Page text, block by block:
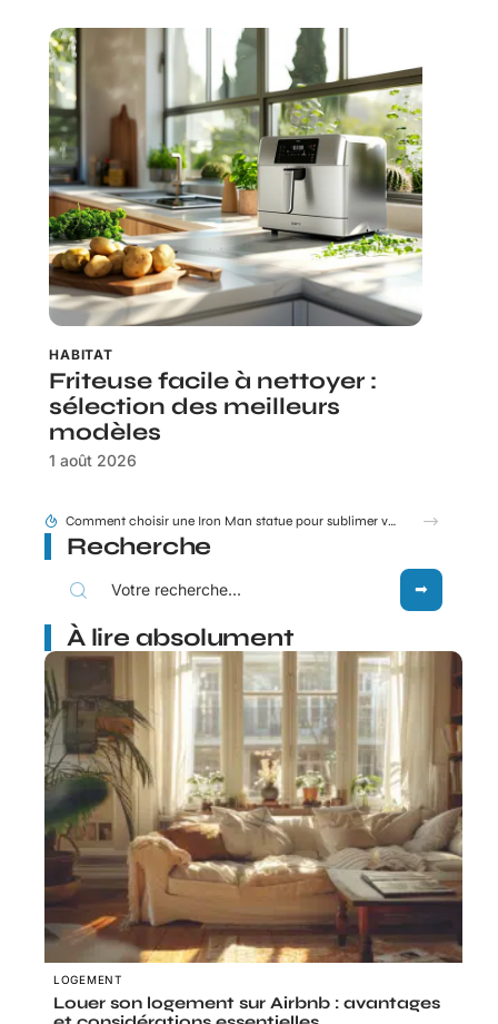
HABITAT
Friteuse facile à nettoyer :
sélection des meilleurs
modèles
1 août 2026
Tram E et F Bordeaux plan en un coup d’œil pour les nouveaux arrivants
Recherche
À lire absolument
LOGEMENT
Louer son logement sur Airbnb : avantages